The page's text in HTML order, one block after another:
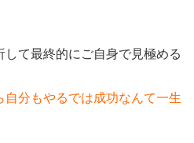
して最終的にご自身で見極める
分もやるでは成功なんて一生